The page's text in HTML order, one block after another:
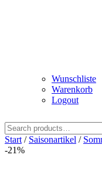
Wunschliste
Warenkorb
Logout
for:
Start / Saisonartikel /
-21%